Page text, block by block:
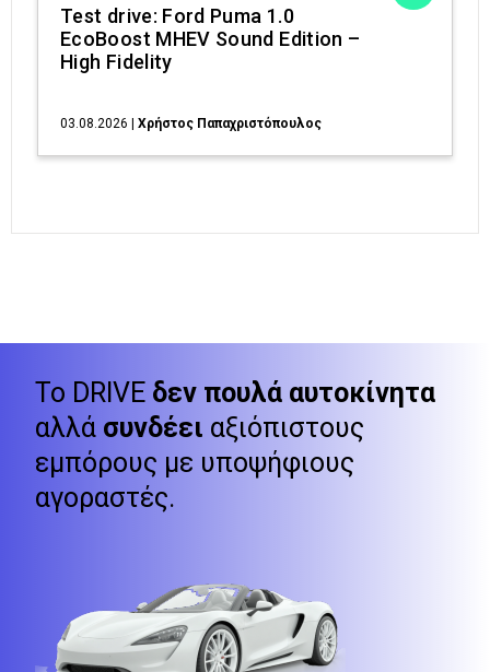
Test drive: Ford Puma 1.0
EcoBoost MHEV Sound Edition –
High Fidelity
03.08.2026 | Χρήστος Παπαχριστόπουλος
Το DRIVE δεν πουλά αυτοκίνητα
αλλά συνδέει αξιόπιστους
εμπόρους με υποψήφιους
αγοραστές.